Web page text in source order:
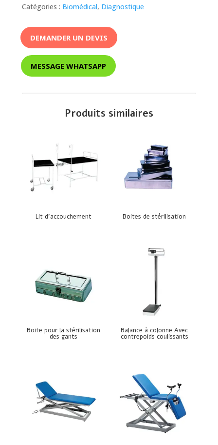
Catégories : Biomédical, Diagnostique
DEMANDER UN DEVIS
MESSAGE WHATSAPP
Produits similaires
Lit d’accouchement Boites de stérilisation
Boite pour la stérilisation
des gants
Balance à colonne Avec
contrepoids coulissants